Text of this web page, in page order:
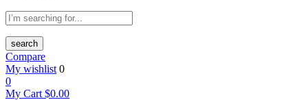
search
Compare
My wishlist 0
0
My Cart $0.00